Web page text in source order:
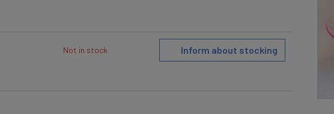
Not in stock Inform about stocking